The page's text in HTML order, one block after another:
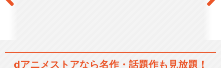
dアニメストアなら名作・話題作も見放題！